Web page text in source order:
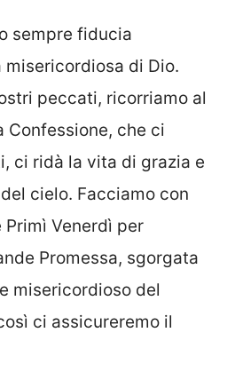
sempre fiducia
misericordiosa di Dio.
peccati, ricorriamo al
Confessione, che ci
ci ridà la vita di grazia e
cielo. Facciamo con
Venerdì per
Promessa, sgorgata
misericordioso del
ci assicureremo il